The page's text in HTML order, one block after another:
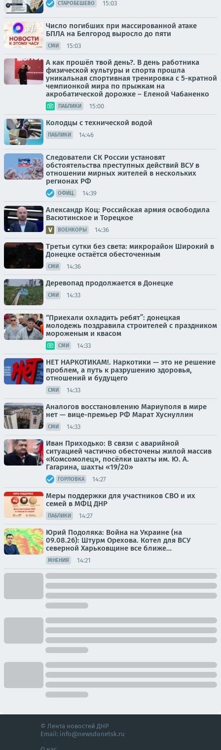
СТАРОБЕШЕВО 15:03
Число погибших при массированной атаке
БПЛА на Белгород выросло до пяти
СМИ 15:03
А как прошёл твой день?. В день работника
физической культуры и спорта прошла
уникальная спортивная тренировка с 5-кратной
чемпионкой мира по прыжкам на
акробатической дорожке – Еленой Чабаненко
ПАБЛИКИ 15:00
Колодцы с технической водой
ПАБЛИКИ 14:46
Следователи СК России установят
обстоятельства преступных действий ВСУ в
отношении мирных жителей в нескольких
регионах РФ
ОФИЦ. 14:39
Александр Коц: Российская армия освободила
Васютинское и Торецкое
ВОЕНКОРЫ 14:36
Третьи сутки без света: микрорайон Широкий в
Донецке остаётся обесточенным
СМИ 14:36
Деревопад продолжается в Донецке
СМИ 14:33
“Приехали охладить ребят”: донецкая
молодежь поздравила строителей с праздником
мороженым и квасом
СМИ 14:33
НЕТ НАРКОТИКАМ!. Наркотики — это не решение
проблем, а путь к разрушению здоровья,
отношений и будущего
СМИ 14:33
Аналогов восстановлению Мариуполя в мире
нет — вице-премьер РФ Марат Хуснуллин
СМИ 14:33
Иван Приходько: В связи с аварийной
ситуацией частично обесточены жилой массив
«Комсомолец», посёлки шахты им. Ю. А.
Гагарина, шахты «19/20»
ГОРЛОВКА 14:27
Меры поддержки для участников СВО и их
семей в МФЦ ДНР
ПАБЛИКИ 14:27
Юрий Подоляка: Война на Украине (на
09.08.26): Штурм Орехова. Котел для ВСУ
северной Харьковщине все ближе…
МНЕНИЯ 14:21
© Лента новостей ДНР
Email: info@newsdonetsk.ru